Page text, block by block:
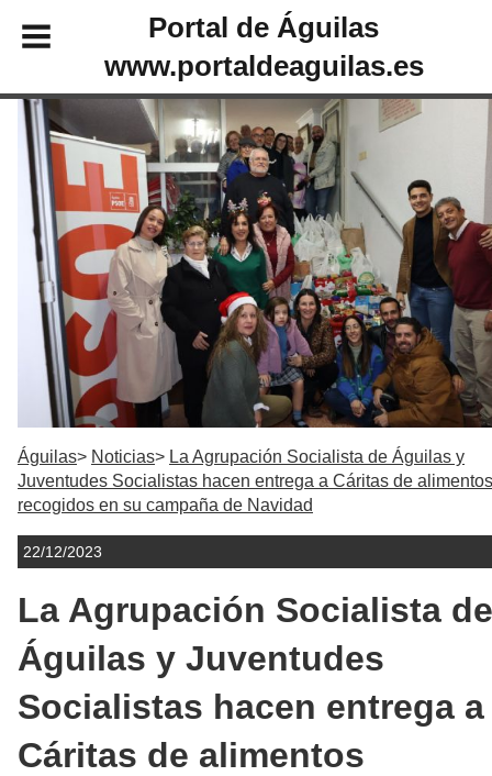
Portal de Águilas
www.portaldeaguilas.es
Águilas Noticias
La Agrupación Socialista de Águilas y
Juventudes Socialistas hacen entrega a Cáritas de alimentos
recogidos en su campaña de Navidad
22/12/2023
La Agrupación Socialista de
Águilas y Juventudes
Socialistas hacen entrega a
Cáritas de alimentos